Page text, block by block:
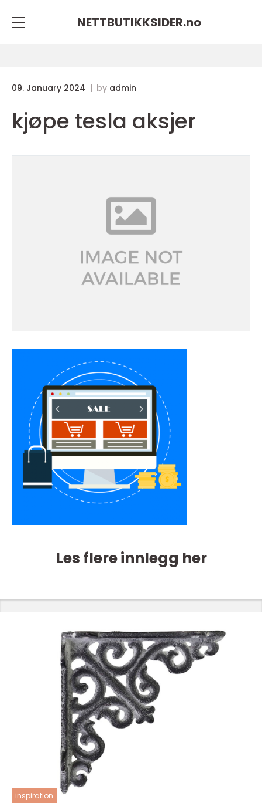
NETTBUTIKKSIDER.no
09. January 2024 by admin
kjøpe tesla aksjer
Les flere innlegg her
inspiration